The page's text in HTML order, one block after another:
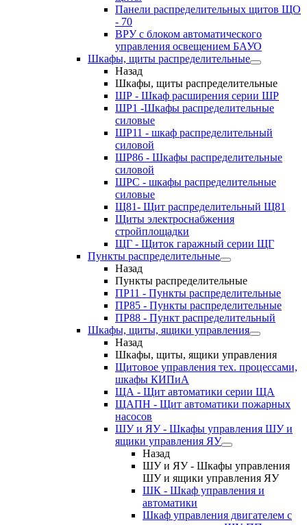
Панели распределительных щитов ЩО
- 70
ВРУ с блоком автоматического
управления освещением БАУО
Шкафы, щиты распределительные
Назад
Шкафы, щиты распределительные
ШР - Шкаф расширения серии ШР
ШР1 -Шкафы распределительные
силовые
ШР11 - шкаф распределительный
силовой
ШР86 - Шкафы распределительные
силовой
ШРС - шкафы распределительные
силовые
Щ81- Щит распределительный Щ81
Щиты электроснабжения
стройплощадки
ЩГ - Щиток гаражный серии ЩГ
Пункты распределительные
Назад
Пункты распределительные
ПР11 - Пункты распределительные
ПР85 - Пункты распределительные
ПР88 - Пункт распределительный
Шкафы, щиты, ящики управления
Назад
Шкафы, щиты, ящики управления
Щитовое управления тех. процессами,
шкафы КИПиА
ЩА - Щит автоматики серии ЩА
ЩАПН - Щит автоматики пожарных
насосов
ШУ и ЯУ - Шкафы управления ШУ и
ящики управления ЯУ
Назад
ШУ и ЯУ - Шкафы управления
ШУ и ящики управления ЯУ
ШК - Шкаф управления и
автоматики
Шкаф управления двигателем с